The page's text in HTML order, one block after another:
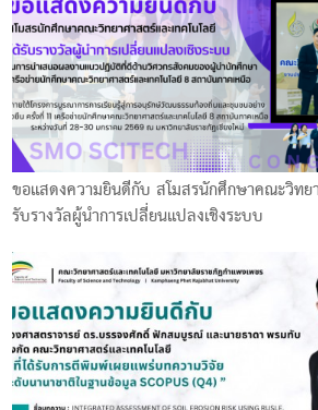
ขอแสดงความยินดีกับ สโมสรนักศึกษาคณะวิทย
รับรางวัลผู้นำการเปลี่ยนแปลงเชิงระบบ